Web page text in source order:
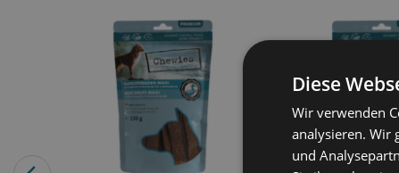
Diese
Wir verwenden
analysieren. Wir
und